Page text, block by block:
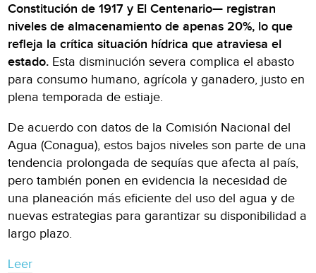
Constitución de 1917 y El Centenario— registran
niveles de almacenamiento de apenas 20%, lo que
refleja la crítica situación hídrica que atraviesa el
estado. Esta disminución severa complica el abasto
para consumo humano, agrícola y ganadero, justo en
plena temporada de estiaje.
De acuerdo con datos de la Comisión Nacional del
Agua (Conagua), estos bajos niveles son parte de una
tendencia prolongada de sequías que afecta al país,
pero también ponen en evidencia la necesidad de
una planeación más eficiente del uso del agua y de
nuevas estrategias para garantizar su disponibilidad a
largo plazo.
Leer